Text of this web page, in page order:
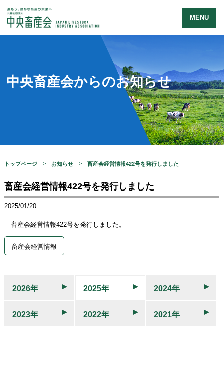
MENU
中央畜産会からのお知らせ
トップページ お知らせ 畜産会経営情報422号を発行しました
畜産会経営情報422号を発行しました
2025/01/20
畜産会経営情報422号を発行しました。
畜産会経営情報
2026年 2025年 2024年
2023年 2022年 2021年